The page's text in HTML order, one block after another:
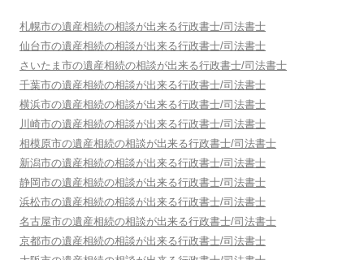
札幌市の遺産相続の相談が出来る行政書士/司法書士
仙台市の遺産相続の相談が出来る行政書士/司法書士
さいたま市の遺産相続の相談が出来る行政書士/司法書士
千葉市の遺産相続の相談が出来る行政書士/司法書士
横浜市の遺産相続の相談が出来る行政書士/司法書士
川崎市の遺産相続の相談が出来る行政書士/司法書士
相模原市の遺産相続の相談が出来る行政書士/司法書士
新潟市の遺産相続の相談が出来る行政書士/司法書士
静岡市の遺産相続の相談が出来る行政書士/司法書士
浜松市の遺産相続の相談が出来る行政書士/司法書士
名古屋市の遺産相続の相談が出来る行政書士/司法書士
京都市の遺産相続の相談が出来る行政書士/司法書士